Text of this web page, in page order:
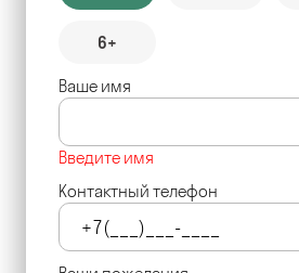
6+
Ваше имя
Введите имя
Контактный телефон